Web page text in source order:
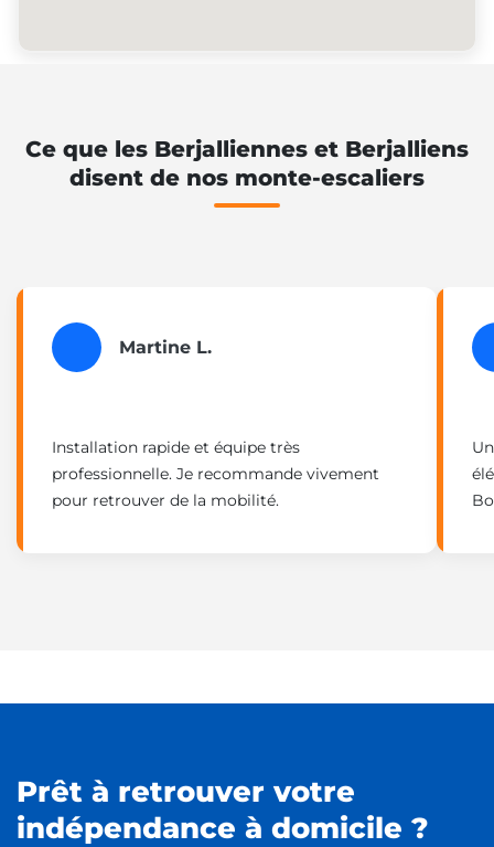
Ce que les Berjalliennes et Berjalliens
disent de nos monte-escaliers
Martine L.
Installation rapide et équipe très
professionnelle. Je recommande vivement
pour retrouver de la mobilité.
Prêt à retrouver votre
indépendance à domicile ?